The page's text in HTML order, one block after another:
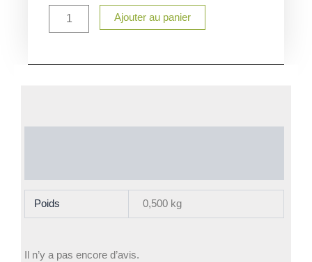
Ajouter au panier
Poids 0,500 kg
Il n’y a pas encore d’avis.